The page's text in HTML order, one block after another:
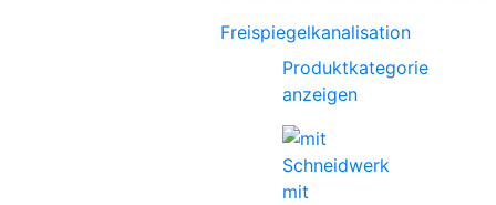
Freispiegelkanalisation
Produktkategorie
anzeigen
mit